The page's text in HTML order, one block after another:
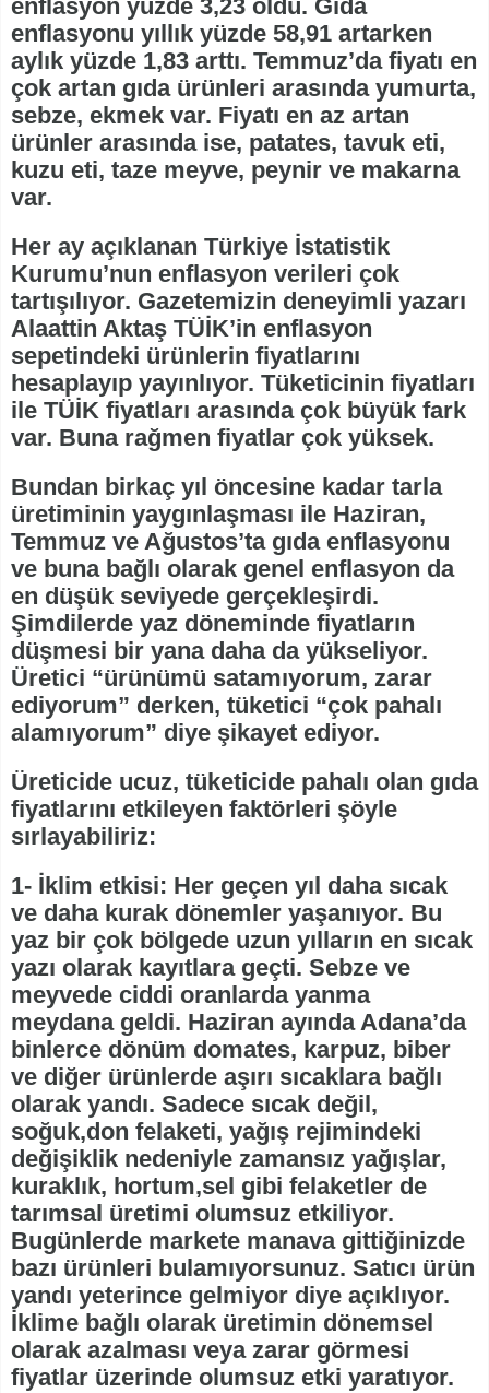
enflasyon yüzde 3,23 oldu. Gıda
enflasyonu yıllık yüzde 58,91 artarken
aylık yüzde 1,83 arttı. Temmuz’da fiyatı en
çok artan gıda ürünleri arasında yumurta,
sebze, ekmek var. Fiyatı en az artan
ürünler arasında ise, patates, tavuk eti,
kuzu eti, taze meyve, peynir ve makarna
var.
Her ay açıklanan Türkiye İstatistik
Kurumu’nun enflasyon verileri çok
tartışılıyor. Gazetemizin deneyimli yazarı
Alaattin Aktaş TÜİK’in enflasyon
sepetindeki ürünlerin fiyatlarını
hesaplayıp yayınlıyor. Tüketicinin fiyatları
ile TÜİK fiyatları arasında çok büyük fark
var. Buna rağmen fiyatlar çok yüksek.
Bundan birkaç yıl öncesine kadar tarla
üretiminin yaygınlaşması ile Haziran,
Temmuz ve Ağustos’ta gıda enflasyonu
ve buna bağlı olarak genel enflasyon da
en düşük seviyede gerçekleşirdi.
Şimdilerde yaz döneminde fiyatların
düşmesi bir yana daha da yükseliyor.
Üretici “ürünümü satamıyorum, zarar
ediyorum” derken, tüketici “çok pahalı
alamıyorum” diye şikayet ediyor.
Üreticide ucuz, tüketicide pahalı olan gıda
fiyatlarını etkileyen faktörleri şöyle
sırlayabiliriz:
1- İklim etkisi: Her geçen yıl daha sıcak
ve daha kurak dönemler yaşanıyor. Bu
yaz bir çok bölgede uzun yılların en sıcak
yazı olarak kayıtlara geçti. Sebze ve
meyvede ciddi oranlarda yanma
meydana geldi. Haziran ayında Adana’da
binlerce dönüm domates, karpuz, biber
ve diğer ürünlerde aşırı sıcaklara bağlı
olarak yandı. Sadece sıcak değil,
soğuk,don felaketi, yağış rejimindeki
değişiklik nedeniyle zamansız yağışlar,
kuraklık, hortum,sel gibi felaketler de
tarımsal üretimi olumsuz etkiliyor.
Bugünlerde markete manava gittiğinizde
bazı ürünleri bulamıyorsunuz. Satıcı ürün
yandı yeterince gelmiyor diye açıklıyor.
İklime bağlı olarak üretimin dönemsel
olarak azalması veya zarar görmesi
fiyatlar üzerinde olumsuz etki yaratıyor.